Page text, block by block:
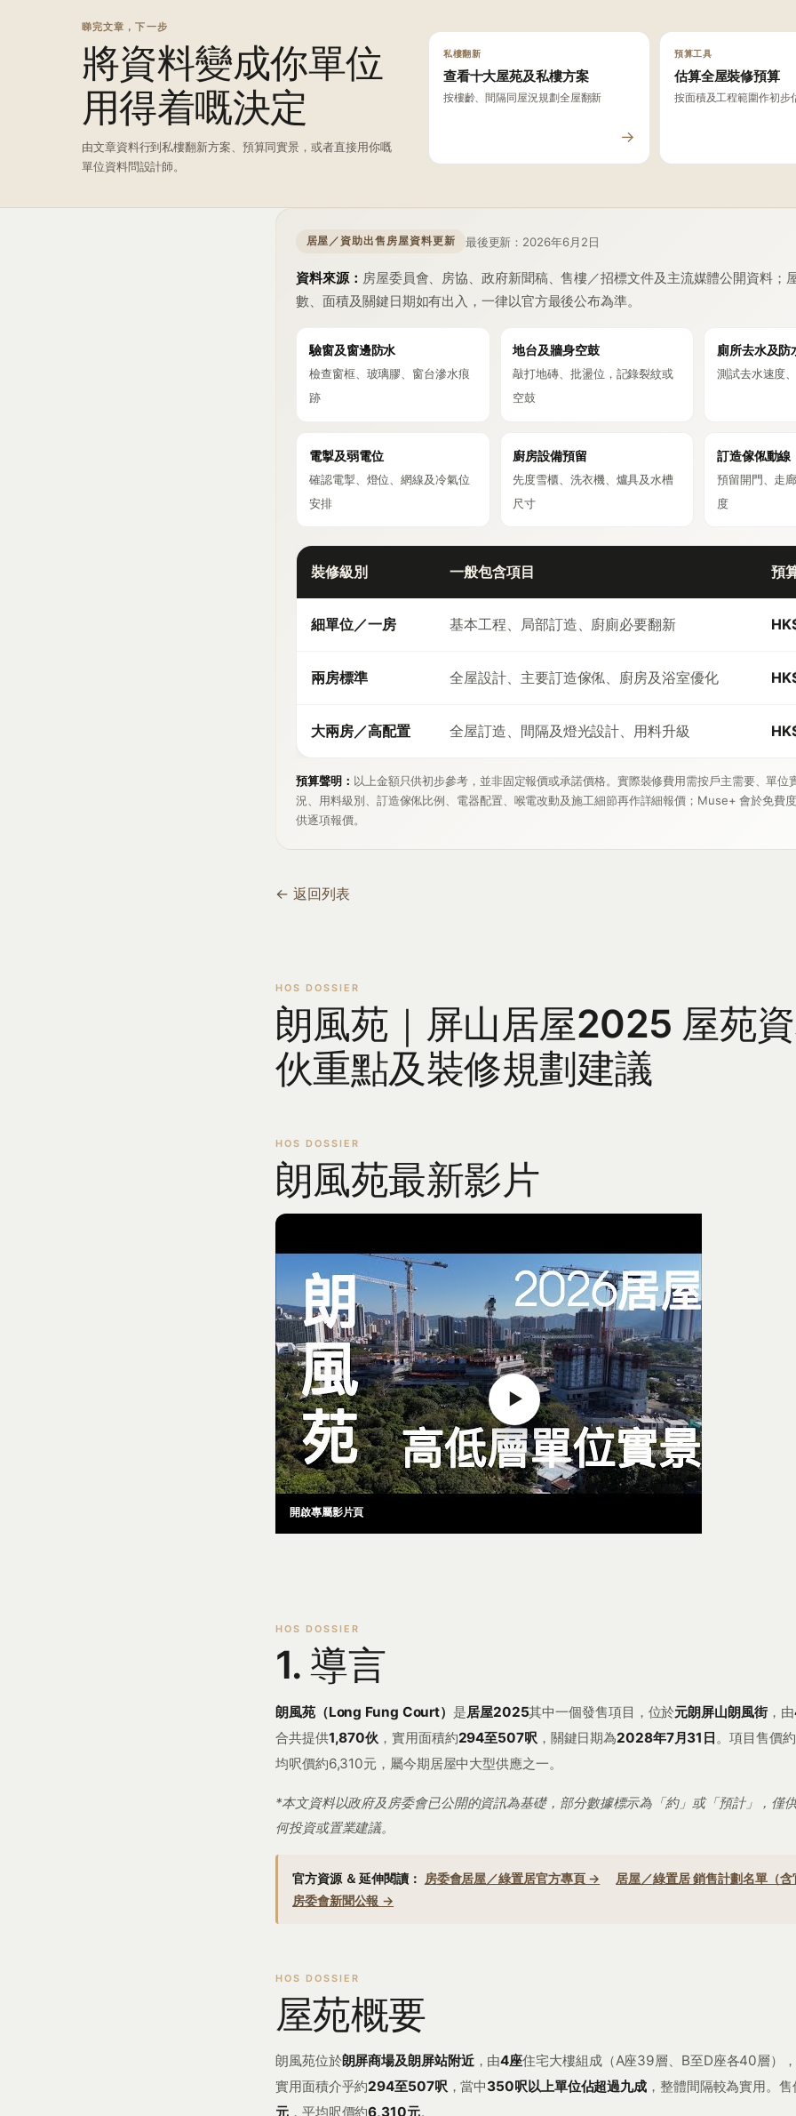
睇完文章，下一步
將資料變成你單位
用得着嘅決定
由文章資料行到私樓翻新方案、預算同實景，或者直接用你嘅
單位資料問設計師。
私樓翻新
查看十大屋苑及私樓方案
按樓齡、間隔同屋況規劃全屋翻新
→
預算工具
估算全屋裝修預算
按面積及工程範圍作初步
居屋／資助出售房屋資料更新 最後更新：2026年6月2日
資料來源： 房屋委員會、房協、政府新聞稿、售樓／招標文件及主流媒體公開資料；
數、面積及關鍵日期如有出入，一律以官方最後公布為準。
驗窗及窗邊防水
檢查窗框、玻璃膠、窗台滲水痕
跡
地台及牆身空鼓
敲打地磚、批盪位，記錄裂紋或
空鼓
廁所去水及防
測試去水速度
電掣及弱電位
確認電掣、燈位、網線及冷氣位
安排
廚房設備預留
先度雪櫃、洗衣機、爐具及水槽
尺寸
訂造傢俬動線
預留開門、走
度
裝修級別 一般包含項目 預
細單位／一房 基本工程、局部訂造、廚廁必要翻新
兩房標準 全屋設計、主要訂造傢俬、廚房及浴室優化
大兩房／高配置 全屋訂造、間隔及燈光設計、用料升級
預算聲明： 以上金額只供初步參考，並非固定報價或承諾價格。實際裝修費用需按戶主需要、單位
況、用料級別、訂造傢俬比例、電器配置、喉電改動及施工細節再作詳細報價；Muse+ 會於免費
供逐項報價。
← 返回列表
朗風苑｜屏山居屋2025 屋苑
伙重點及裝修規劃建議
朗風苑最新影片
▶
開啟專屬影片頁
1. 導言
朗風苑（Long Fung Court） 是居屋2025其中一個發售項目，位於元朗屏山朗風街，由
合共提供1,870伙 ，實用面積約294至507呎 ，關鍵日期為2028年7月31日 。項目售價
均呎價約6,310元，屬今期居屋中大型供應之一。
*本文資料以政府及房委會已公開的資訊為基礎，部分數據標示為「約」或「預計」，僅
何投資或置業建議。
官方資源 ＆ 延伸閱讀： 房委會居屋／綠置居官方專頁 →
居屋／綠置居 銷售計劃名單（
房委會新聞公報 →
屋苑概要
朗風苑位於朗屏商場及朗屏站附近，由4座住宅大樓組成（A座39層、B至D座各40層）
實用面積介乎約294至507呎，當中350呎以上單位佔超過九成 ，整體間隔較為實用。
元，平均呎價約6,310元。